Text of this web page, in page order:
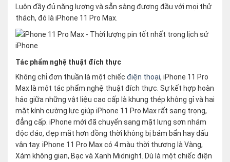
Luôn đầy đủ năng lượng và sẵn sàng đương đầu với mọi thử
thách, đó là iPhone 11 Pro Max.
Tác phẩm nghệ thuật đích thực
Không chỉ đơn thuần là một chiếc điện thoại, iPhone 11 Pro
Max là một tác phẩm nghệ thuật đích thực. Sự kết hợp hoàn
hảo giữa những vật liệu cao cấp là khung thép không gỉ và hai
mặt kính cường lực giúp iPhone 11 Pro Max rất sang trọng,
đẳng cấp. iPhone mới đã chuyển sang mặt lưng sơn nhám
độc đáo, đẹp mắt hơn đồng thời không bị bám bẩn hay dấu
vân tay. iPhone 11 Pro Max có 4 màu thời thượng là Vàng,
Xám không gian, Bạc và Xanh Midnight. Dù là một chiếc điện